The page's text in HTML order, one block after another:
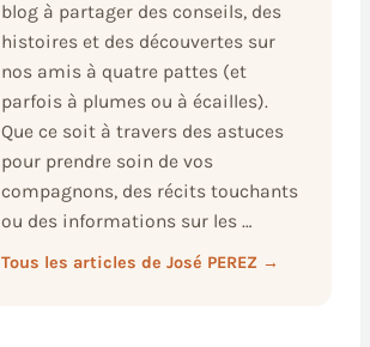
blog à partager des conseils, des
histoires et des découvertes sur
nos amis à quatre pattes (et
parfois à plumes ou à écailles).
Que ce soit à travers des astuces
pour prendre soin de vos
compagnons, des récits touchants
ou des informations sur les …
Tous les articles de José PEREZ →